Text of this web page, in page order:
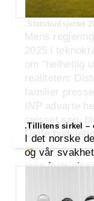
.Statsbudsjettet
Mens
2025 i
om "helhetlig
realiteten:
familier
INP advarte
spisset seg,
Dette
.Tillitens sirkel –
I det norske
og vår
men
med nye